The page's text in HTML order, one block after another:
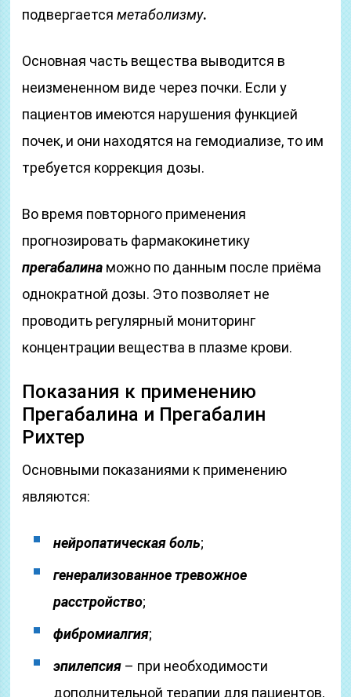
подвергаетсяметаболизму.
Основная часть вещества выводится в
неизмененном виде через почки. Если у
пациентов имеются нарушения функцией
почек, и они находятся на гемодиализе, то им
требуется коррекция дозы.
Во время повторного применения
прогнозировать фармакокинетику
прегабалина можно по данным после приёма
однократной дозы. Это позволяет не
проводить регулярный мониторинг
концентрации вещества в плазме крови.
Показания к применению
Прегабалина и Прегабалин
Рихтер
Основными показаниями к применению
являются:
нейропатическая боль;
генерализованное тревожное
расстройство;
фибромиалгия;
эпилепсия – при необходимости
дополнительной терапии для пациентов,